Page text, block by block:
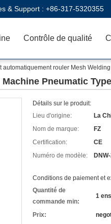
& Support : +86-317-5320355
Contrôle de qualité
automatiquement rouler Mesh
Pneumatic Type
Détails sur le produit:
Lieu d'origine:
La
Nom de marque:
FZ
Certification:
CE
Numéro de modèle:
Conditions de paiement et
Quantité de
commande min:
1
Prix: